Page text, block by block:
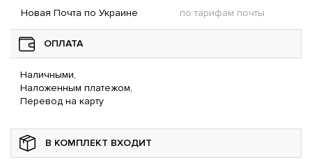
Новая Почта по Украине по тарифам почты
ОПЛАТА
Наличными,
Наложенным платежом,
Перевод на карту
В КОМПЛЕКТ ВХОДИТ